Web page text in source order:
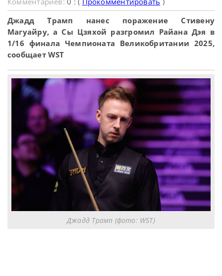
Джадд Трамп нанес поражение Стивену
Магуайру, а Сы Цзяхой разгромил Райана Дэя в
1/16 финала Чемпионата Великобритании 2025,
сообщает WST
Джадд Трамп (фото: WST)